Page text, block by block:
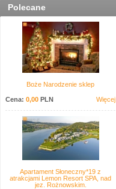
Polecane
Boże Narodzenie sklep
Cena: 0,00 PLN Więcej
Apartament Słoneczny*19 z
atrakcjami Lemon Resort SPA, nad
jez. Rożnowskim.